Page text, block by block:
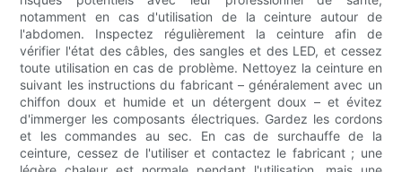
notamment en cas d'utilisation de la ceinture autour de
l'abdomen. Inspectez régulièrement la ceinture afin de
vérifier l'état des câbles, des sangles et des LED, et cessez
toute utilisation en cas de problème. Nettoyez la ceinture en
suivant les instructions du fabricant – généralement avec un
chiffon doux et humide et un détergent doux – et évitez
d'immerger les composants électriques. Gardez les cordons
et les commandes au sec. En cas de surchauffe de la
ceinture, cessez de l'utiliser et contactez le fabricant ; une